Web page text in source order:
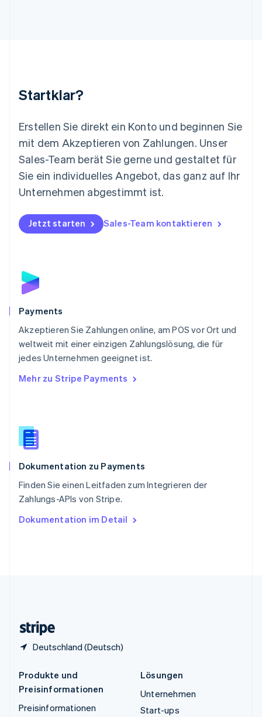
Startklar?
Erstellen Sie direkt ein Konto und beginnen Sie
mit dem Akzeptieren von Zahlungen. Unser
Sales-Team berät Sie gerne und gestaltet für
Sie ein individuelles Angebot, das ganz auf Ihr
Unternehmen abgestimmt ist.
Jetzt starten Sales-Team kontaktieren
Payments
Akzeptieren Sie Zahlungen online, am POS vor Ort und
weltweit mit einer einzigen Zahlungslösung, die für
jedes Unternehmen geeignet ist.
Mehr zu Stripe Payments
Dokumentation zu Payments
Finden Sie einen Leitfaden zum Integrieren der
Zahlungs-APIs von Stripe.
Dokumentation im Detail
Deutschland (Deutsch)
Mexiko
English
Niederlande
Nederlands English
Norwegen
English
Österreich
Polen
English
Portugal
Schweden
Schweiz
Singapur
English简体中文
Slowakei
Slowenien
English
Spanien
Thailand
Tschechische Republik
English
English
Produkte und
Preisinformationen
Preisinformationen
Lösungen
Unternehmen
Start-ups